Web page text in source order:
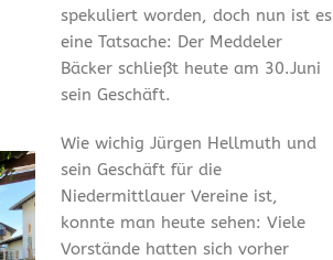
spekuliert worden, doch nun ist es
eine Tatsache: Der Meddeler
Bäcker schließt heute am 30.Juni
sein Geschäft.
Wie wichig Jürgen Hellmuth und
sein Geschäft für die
Niedermittlauer Vereine ist,
konnte man heute sehen: Viele
Vorstände hatten sich vorher